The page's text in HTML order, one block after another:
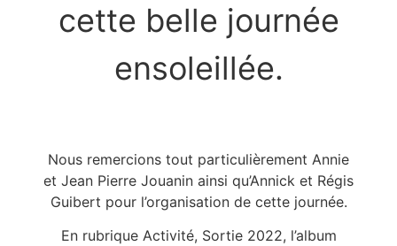
cette belle journée
ensoleillée.
Nous remercions tout particulièrement Annie
et Jean Pierre Jouanin ainsi qu’Annick et Régis
Guibert pour l’organisation de cette journée.
En rubrique Activité, Sortie 2022, l’album